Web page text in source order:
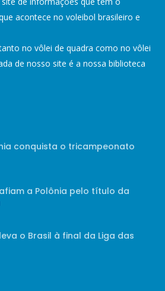
acontece no voleibol brasileiro e
no vôlei de quadra como no vôlei
de nosso site é a nossa biblioteca
conquista o tricampeonato
a Polônia pelo título da
o Brasil à final da Liga das